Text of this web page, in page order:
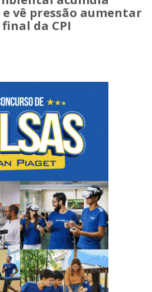
e vê pressão aumentar
da CPI